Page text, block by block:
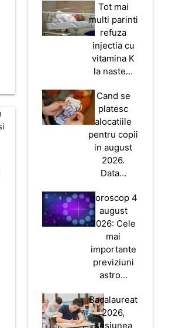
Tot mai
multi parinti
refuza
injectia cu
vitamina K
la naste…
Cand se
platesc
alocatiile
pentru copii
in august
2026.
Data…
Horoscop 4
august
2026: Cele
mai
importante
previziuni
astro…
Bacalaureat
2026,
sesiunea